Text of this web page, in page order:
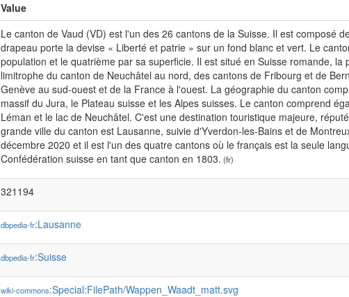
Value
Le canton de Vaud (VD) est l'un des 26 cantons de la Suisse. Il est composé
drapeau porte la devise « Liberté et patrie » sur un fond blanc et vert. Le
population et le quatrième par sa superficie. Il est situé en Suisse romande,
limitrophe du canton de Neuchâtel au nord, des cantons de Fribourg et de
Genève au sud-ouest et de la France à l'ouest. La géographie du canton
massif du Jura, le Plateau suisse et les Alpes suisses. Le canton comprend
Léman et le lac de Neuchâtel. C'est une destination touristique majeure,
grande ville du canton est Lausanne, suivie d'Yverdon-les-Bains et de
décembre 2020 et il est l'un des quatre cantons où le français est la seule
Confédération suisse en tant que canton en 1803. (fr)
321194
dbpedia-fr:Lausanne
dbpedia-fr:Suisse
wiki-commons:Special:FilePath/Wappen_Waadt_matt.svg